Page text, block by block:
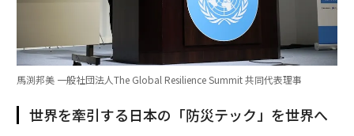
馬渕邦美 一般社団法人The Global Resilience Summit 共同代表理事
世界を牽引する日本の「防災テック」を世界へ